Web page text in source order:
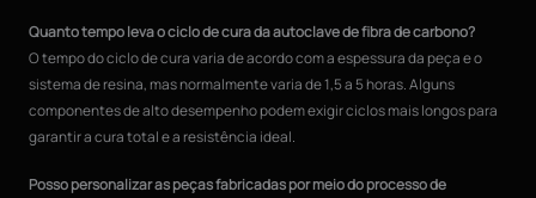
Quanto tempo leva o ciclo de cura da autoclave de fibra de carbono?
O tempo do ciclo de cura varia de acordo com a espessura da peça e o
sistema de resina, mas normalmente varia de 1,5 a 5 horas. Alguns
componentes de alto desempenho podem exigir ciclos mais longos para
garantir a cura total e a resistência ideal.
Posso personalizar as peças fabricadas por meio do processo de